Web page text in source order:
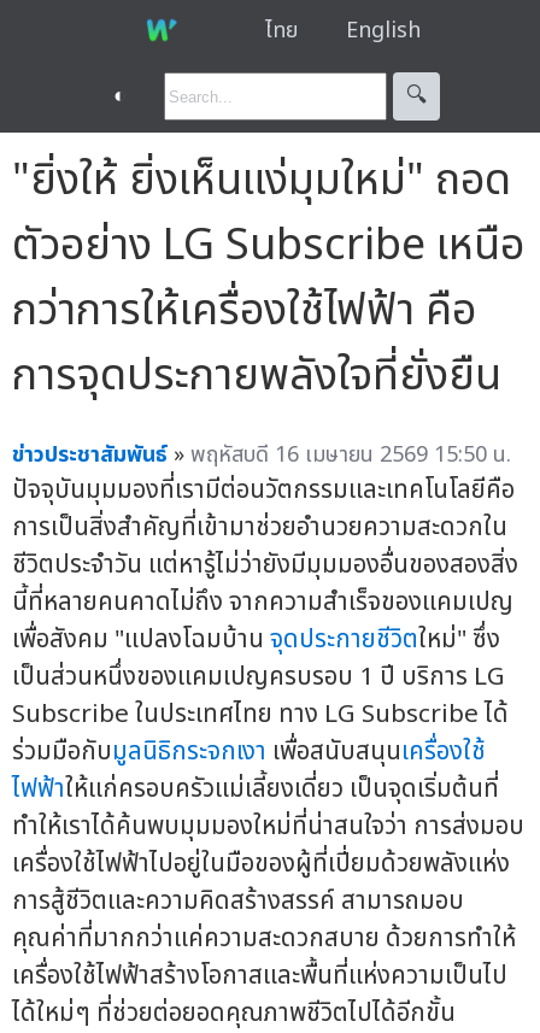
ไทย English
◐ 🔍︎
"ยิ่งให้ ยิ่งเห็นแง่มุมใหม่" ถอด
ตัวอย่าง LG Subscribe เหนือ
กว่าการให้เครื่องใช้ไฟฟ้า คือ
การจุดประกายพลังใจที่ยั่งยืน
ข่าวประชาสัมพันธ์ »พฤหัสบดี 16 เมษายน 2569 15:50 น.
ปัจจุบันมุมมองที่เรามีต่อนวัตกรรมและเทคโนโลยีคือ
การเป็นสิ่งสำคัญที่เข้ามาช่วยอำนวยความสะดวกใน
ชีวิตประจำวัน แต่หารู้ไม่ว่ายังมีมุมมองอื่นของสองสิ่ง
นี้ที่หลายคนคาดไม่ถึง จากความสำเร็จของแคมเปญ
เพื่อสังคม "แปลงโฉมบ้าน จุดประกายชีวิตใหม่" ซึ่ง
เป็นส่วนหนึ่งของแคมเปญครบรอบ 1 ปี บริการ LG
Subscribe ในประเทศไทย ทาง LG Subscribe ได้
ร่วมมือกับมูลนิธิกระจกเงา เพื่อสนับสนุนเครื่องใช้
ไฟฟ้าให้แก่ครอบครัวแม่เลี้ยงเดี่ยว เป็นจุดเริ่มต้นที่
ทำให้เราได้ค้นพบมุมมองใหม่ที่น่าสนใจว่า การส่งมอบ
เครื่องใช้ไฟฟ้าไปอยู่ในมือของผู้ที่เปี่ยมด้วยพลังแห่ง
การสู้ชีวิตและความคิดสร้างสรรค์ สามารถมอบ
คุณค่าที่มากกว่าแค่ความสะดวกสบาย ด้วยการทำให้
เครื่องใช้ไฟฟ้าสร้างโอกาสและพื้นที่แห่งความเป็นไป
ได้ใหม่ๆ ที่ช่วยต่อยอดคุณภาพชีวิตไปได้อีกขั้น